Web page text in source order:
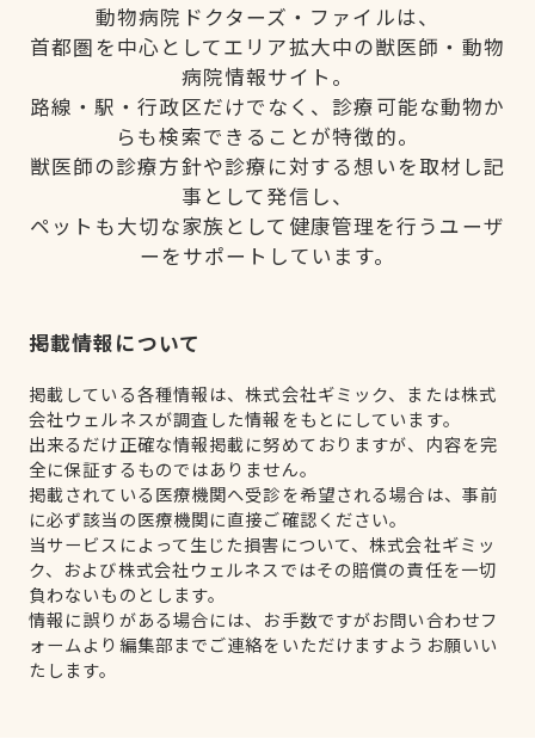
動物病院ドクターズ・ファイルは、
首都圏を中心としてエリア拡大中の獣医師・動物
病院情報サイト。
路線・駅・行政区だけでなく、診療可能な動物か
らも検索できることが特徴的。
獣医師の診療方針や診療に対する想いを取材し記
事として発信し、
ペットも大切な家族として健康管理を行うユーザ
ーをサポートしています。
掲載情報について
掲載している各種情報は、株式会社ギミック、または株式
会社ウェルネスが調査した情報をもとにしています。
出来るだけ正確な情報掲載に努めておりますが、内容を完
全に保証するものではありません。
掲載されている医療機関へ受診を希望される場合は、事前
に必ず該当の医療機関に直接ご確認ください。
当サービスによって生じた損害について、株式会社ギミッ
ク、および株式会社ウェルネスではその賠償の責任を一切
負わないものとします。
情報に誤りがある場合には、お手数ですがお問い合わせフ
ォームより編集部までご連絡をいただけますようお願いい
たします。